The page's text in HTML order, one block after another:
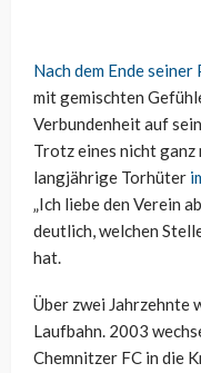
Nach dem Ende
mit gemischten
Verbundenheit auf
Trotz eines nicht
langjährige Torhüter
„Ich liebe den Verein
deutlich, welchen
hat.
Über zwei Jahrzehnte
Laufbahn. 2003
Chemnitzer FC in die